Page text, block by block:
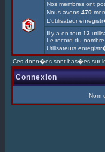
Nos membres ont
Nous avons 470
L'utilisateur
Il y a en tout 13
Le record du
Utilisateurs
Ces donn�es sont bas�es sur
Connexion
Nom